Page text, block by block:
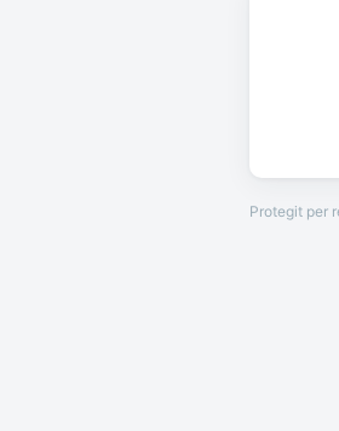
Protegit per